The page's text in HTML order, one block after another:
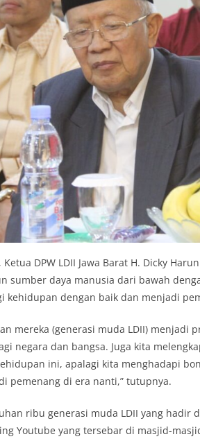
DPW LDII Jawa Barat H. Dicky
sumber daya manusia dari bawah
kehidupan dengan baik dan menjadi
mereka (generasi muda LDII) menjadi
negara dan bangsa. Juga kita
ini, apalagi kita menghadapi
pemenang di era nanti,” tutupnya.
ribu generasi muda LDII yang hadir
Youtube yang tersebar di masjid-